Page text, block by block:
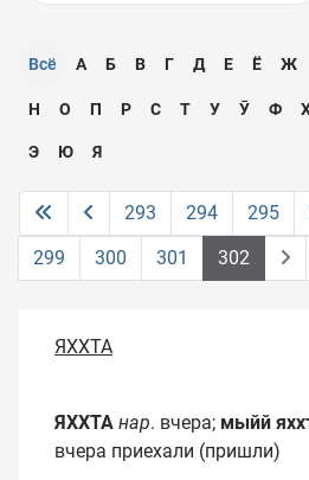
Всё А Б В Г Д Е Ё Ж
Н О П Р С Т У Ӯ Ф
Э Ю Я
293 294 295
299
300 301 302
ЯХХТА
ЯХХТА нар. вчера; мыйй
вчера приехали (пришли)